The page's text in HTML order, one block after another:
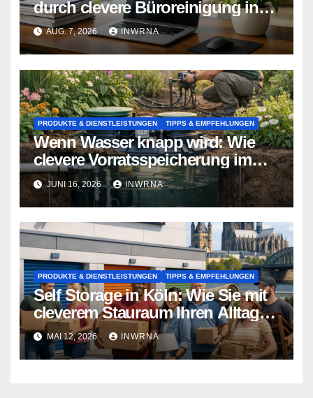
durch clevere Büroreinigung in
Essen
AUG. 7, 2026 INWRNA
PRODUKTE & DIENSTLEISTUNGEN TIPPS & EMPFEHLUNGEN
Wenn Wasser knapp wird: Wie
clevere Vorratsspeicherung im
Garten zum Lebensretter wird
JUNI 16, 2026 INWRNA
PRODUKTE & DIENSTLEISTUNGEN TIPPS & EMPFEHLUNGEN
Self Storage in Köln: Wie Sie mit
cleverem Stauraum Ihren Alltag
entlasten
MAI 12, 2026 INWRNA